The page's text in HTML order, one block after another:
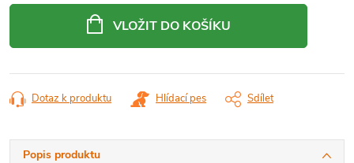
VLOŽIT DO KOŠÍKU
Dotaz k produktu Hlídací pes Sdílet
Popis produktu